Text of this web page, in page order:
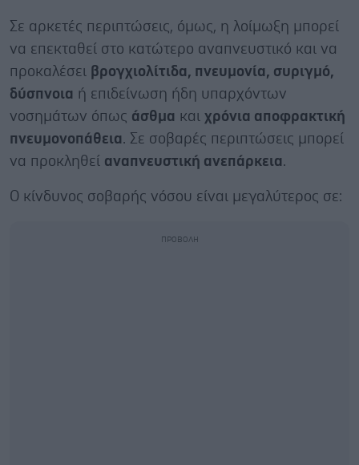
Σε αρκετές περιπτώσεις, όμως, η λοίμωξη μπορεί
να επεκταθεί στο κατώτερο αναπνευστικό και να
προκαλέσει βρογχιoλίτιδα, πνευμονία, συριγμό,
δύσπνοια ή επιδείνωση ήδη υπαρχόντων
νοσημάτων όπως άσθμα και χρόνια αποφρακτική
πνευμονοπάθεια. Σε σοβαρές περιπτώσεις μπορεί
να προκληθεί αναπνευστική ανεπάρκεια.
Ο κίνδυνος σοβαρής νόσου είναι μεγαλύτερος σε: